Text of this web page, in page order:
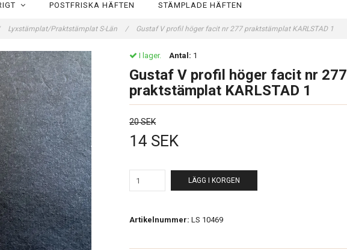
POSTFRISKA HÄFTEN STÄMPLADE HÄFTEN
Lyxstämplat/Praktstämplat S-Län / Gustaf V profil höger facit nr 277 praktstämplat KARLSTAD 1
I lager. Antal: 1
Gustaf V profil höger facit nr 277
praktstämplat KARLSTAD 1
20 SEK
14 SEK
LÄGG I KORGEN
Artikelnummer: LS 10469